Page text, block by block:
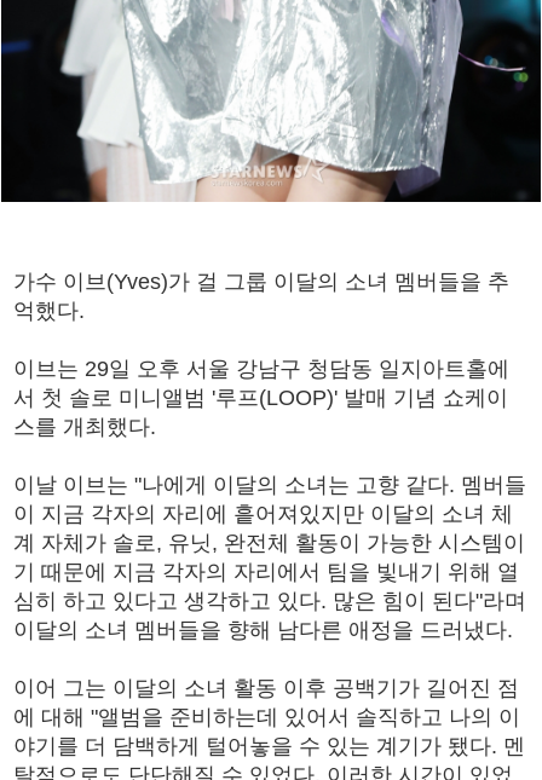
가수 이브(Yves)가 걸 그룹 이달의 소녀 멤버들을 추
억했다.
이브는 29일 오후 서울 강남구 청담동 일지아트홀에
서 첫 솔로 미니앨범 '루프(LOOP)' 발매 기념 쇼케이
스를 개최했다.
이날 이브는 "나에게 이달의 소녀는 고향 같다. 멤버들
이 지금 각자의 자리에 흩어져있지만 이달의 소녀 체
계 자체가 솔로, 유닛, 완전체 활동이 가능한 시스템이
기 때문에 지금 각자의 자리에서 팀을 빛내기 위해 열
심히 하고 있다고 생각하고 있다. 많은 힘이 된다"라며
이달의 소녀 멤버들을 향해 남다른 애정을 드러냈다.
이어 그는 이달의 소녀 활동 이후 공백기가 길어진 점
에 대해 "앨범을 준비하는데 있어서 솔직하고 나의 이
야기를 더 담백하게 털어놓을 수 있는 계기가 됐다. 멘